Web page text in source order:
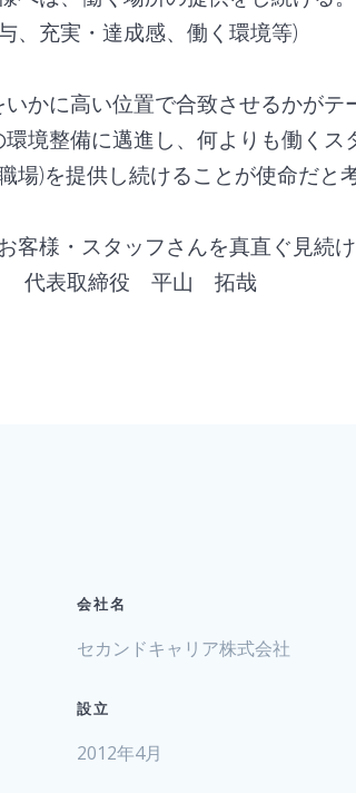
、充実・達成感、働く環境等)
かに高い位置で合致させるかが
境整備に邁進し、何よりも働くス
場)を提供し続けることが使命だと
様・スタッフさんを真直ぐ見続け
代表取締役 平山 拓哉
会社名
セカンドキャリア株式会社
設立
2012年4月